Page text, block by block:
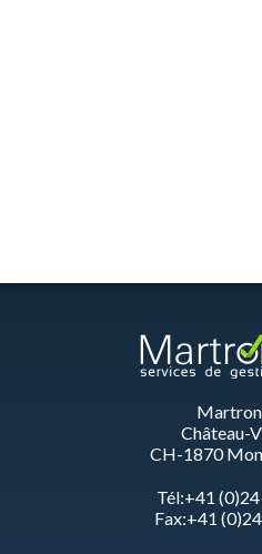
Château-
CH-1870
Tél:+41
Fax:+41